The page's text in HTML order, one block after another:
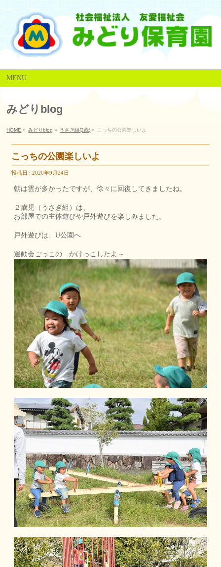
MENU
みどりblog
HOME » みどりblog » うさぎ組(2歳) » こっちの公園楽しいよ
こっちの公園楽しいよ
投稿日 : 2020年9月24日
朝は雲が多かったですが、徐々に回復してきましたね。
２歳児（うさぎ組）は、
お部屋での主体遊びや戸外遊びを楽しみました。
戸外遊びは、U公園へ
運動会ごっこの かけっこしたよ～